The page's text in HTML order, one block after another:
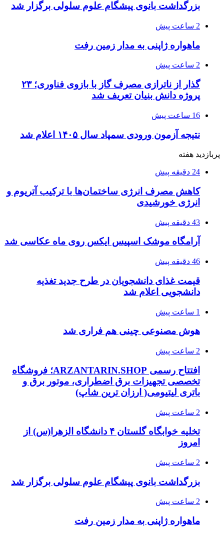
بزرگداشت بانوی پیشگام علوم سلولی برگزار شد
2 ساعت پیش
ماهواره ژاپنی به مدار زمین رفت
2 ساعت پیش
گذار از ناترازی مصرف گاز با بازوی فناوری؛ ۲۳
پروژه دانش بنیان تعریف شد
16 ساعت پیش
نتیجه آزمون ورودی سمپاد سال ۱۴۰۵ اعلام شد
پربازدید هفته
24 دقیقه پیش
کاهش مصرف انرژی ساختمان‌ها با ترکیب آتریوم و
انرژی خورشیدی
43 دقیقه پیش
آرامگاه موشک اسپیس ایکس روی ماه عکاسی شد
46 دقیقه پیش
قیمت غذای دانشجویان در طرح جدید تغذیه
دانشجویی اعلام شد
1 ساعت پیش
هوش مصنوعی چینی هم فراری شد
2 ساعت پیش
افتتاح رسمی ARZANTARIN.SHOP؛ فروشگاه
تخصصی تجهیزات برق اضطراری، موتور برق و
باتری لیتیومی( ارزان ترین شاپ)
2 ساعت پیش
تخلیه خوابگاه گلستان ۴ دانشگاه الزهرا(س) از
امروز
2 ساعت پیش
بزرگداشت بانوی پیشگام علوم سلولی برگزار شد
2 ساعت پیش
ماهواره ژاپنی به مدار زمین رفت